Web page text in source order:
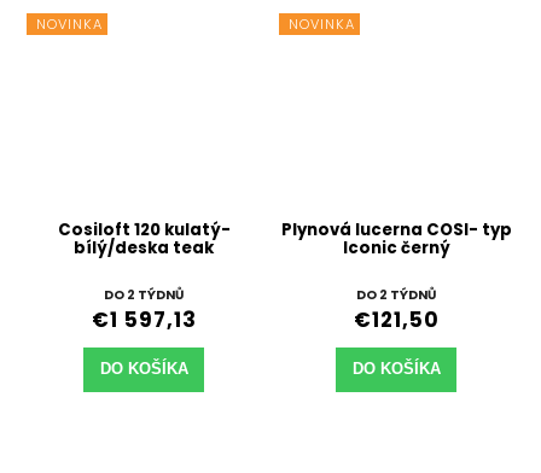
NOVINKA
Cosiloft 120 kulatý-
bílý/deska teak
DO 2 TÝDNŮ
€1 597,13
DO KOŠÍKA
NOVINKA
Plynová lucerna COSI- typ
Iconic černý
DO 2 TÝDNŮ
€121,50
DO KOŠÍKA